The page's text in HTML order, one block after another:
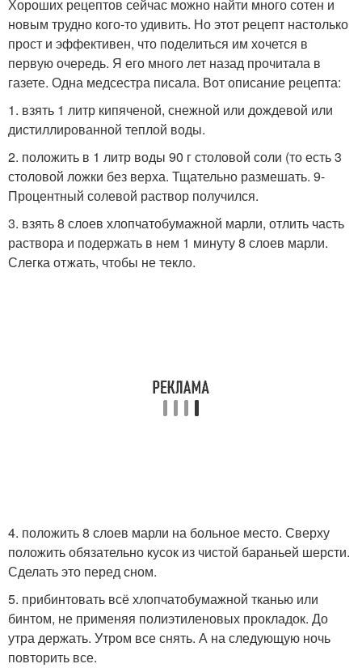
Хороших рецептов сейчас можно найти много сотен и
новым трудно кого-то удивить. Но этот рецепт настолько
прост и эффективен, что поделиться им хочется в
первую очередь. Я его много лет назад прочитала в
газете. Одна медсестра писала. Вот описание рецепта:
1. взять 1 литр кипяченой, снежной или дождевой или
дистиллированной теплой воды.
2. положить в 1 литр воды 90 г столовой соли (то есть 3
столовой ложки без верха. Тщательно размешать. 9-
Процентный солевой раствор получился.
3. взять 8 слоев хлопчатобумажной марли, отлить часть
раствора и подержать в нем 1 минуту 8 слоев марли.
Слегка отжать, чтобы не текло.
4. положить 8 слоев марли на больное место. Сверху
положить обязательно кусок из чистой бараньей шерсти.
Сделать это перед сном.
5. прибинтовать всё хлопчатобумажной тканью или
бинтом, не применяя полиэтиленовых прокладок. До
утра держать. Утром все снять. А на следующую ночь
повторить все.